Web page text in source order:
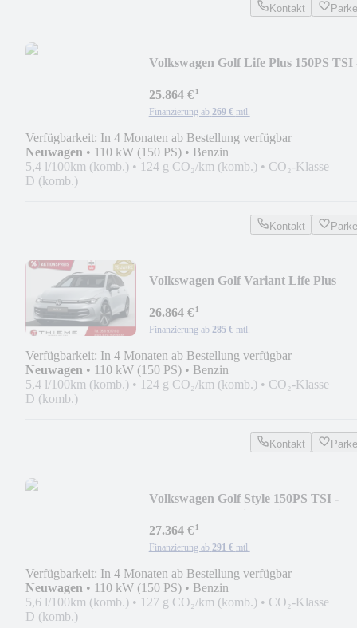
Kontakt
Volkswagen Golf Life Plus 150PS TSI
25.864 €¹
Finanzierung ab 269 € mtl.
Verfügbarkeit: In 4 Monaten ab Bestellung verfügbar
Neuwagen • 110 kW (150 PS) • Benzin
5,4 l/100km (komb.) • 124 g CO₂/km (komb.) • CO₂-Klasse
D (komb.)
Kontakt
Volkswagen Golf Variant Life Plus
26.864 €¹
Finanzierung ab 285 € mtl.
Verfügbarkeit: In 4 Monaten ab Bestellung verfügbar
Neuwagen • 110 kW (150 PS) • Benzin
5,4 l/100km (komb.) • 124 g CO₂/km (komb.) • CO₂-Klasse
D (komb.)
Kontakt
Volkswagen Golf Style 150PS TSI -
27.364 €¹
Finanzierung ab 291 € mtl.
Verfügbarkeit: In 4 Monaten ab Bestellung verfügbar
Neuwagen • 110 kW (150 PS) • Benzin
5,6 l/100km (komb.) • 127 g CO₂/km (komb.) • CO₂-Klasse
D (komb.)